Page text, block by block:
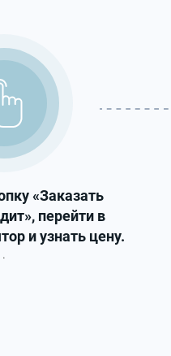
«Заказать
перейти в
и узнать цену.
.